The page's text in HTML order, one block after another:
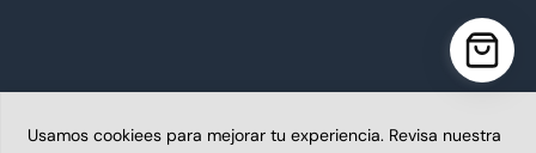
Copyright © 2026 Abancay | Administrado por Grupo
Usamos cookiees para mejorar tu experiencia. Revisa nuestra